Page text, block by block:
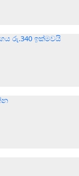
රු.340 ඉක්මවයි